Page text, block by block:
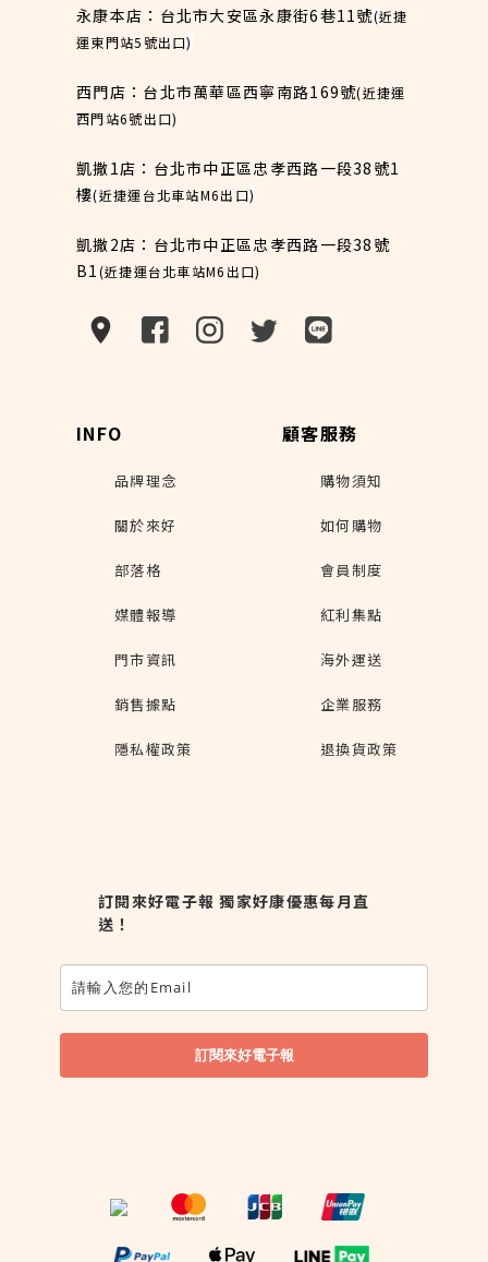
永康本店：台北市大安區永康街6巷11號(近捷
運東門站5號出口)
西門店：台北市萬華區西寧南路169號(近捷運
西門站6號出口)
凱撒1店：台北市中正區忠孝西路一段38號1
樓(近捷運台北車站M6出口)
凱撒2店：台北市中正區忠孝西路一段38號
B1(近捷運台北車站M6出口)
INFO
品牌理念
關於來好
部落格
媒體報導
門市資訊
銷售據點
隱私權政策
顧客服務
購物須知
如何購物
會員制度
紅利集點
海外運送
企業服務
退換貨政策
訂閱來好電子報 獨家好康優惠每月直
送！
訂閱來好電子報